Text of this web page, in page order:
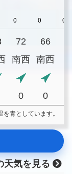
72 66
南西 南西
0 0
青としています。
天気を見る